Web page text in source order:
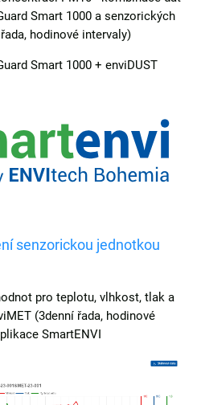
Smart 1000 a senzorických
hodinové intervaly)
senzorickou jednotkou
pro teplotu, vlhkost, tlak a
(3denní řada, hodinové
SmartENVI